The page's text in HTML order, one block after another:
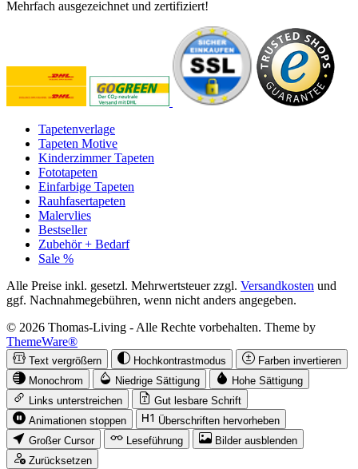
Mehrfach ausgezeichnet und zertifiziert!
Tapetenverlage
Tapeten Motive
Kinderzimmer Tapeten
Fototapeten
Einfarbige Tapeten
Rauhfasertapeten
Malervlies
Bestseller
Zubehör + Bedarf
Sale %
Alle Preise inkl. gesetzl. Mehrwertsteuer zzgl. Versandkosten und
ggf. Nachnahmegebühren, wenn nicht anders angegeben.
© 2026 Thomas-Living - Alle Rechte vorbehalten. Theme by
ThemeWare®
Text vergrößern Hochkontrastmodus
Farben invertieren
Monochrom
Niedrige Sättigung
Hohe Sättigung
Links unterstreichen
Gut lesbare Schrift
Animationen stoppen
Überschriften hervorheben
Großer Cursor
Leseführung
Bilder ausblenden
Zurücksetzen